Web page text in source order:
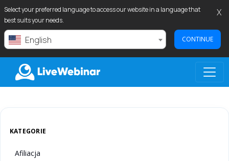
Select your preferred language to access our website in a language that
best suits your needs.
English CONTINUE
X
LIVEWEBINAR.COM
KATEGORIE
Afiliacja